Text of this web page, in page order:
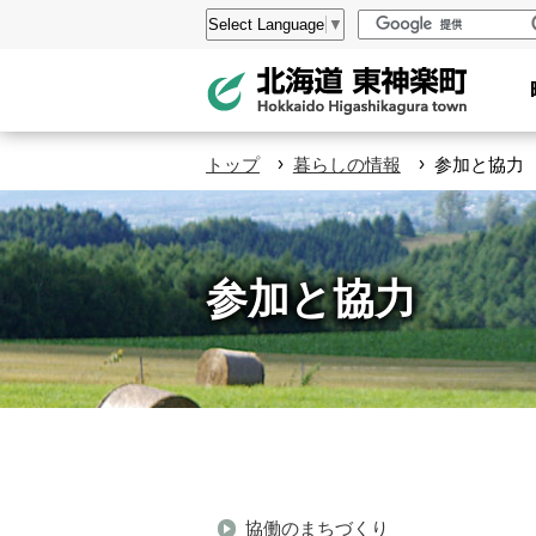
ュ
ー
へ
設
Select Language ▼
トップ › 暮らしの情報 › 参加と協力
参加と協力
協働のまちづくり
ー